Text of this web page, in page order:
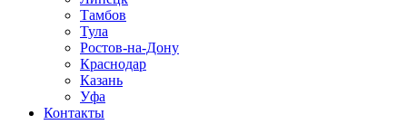
Тамбов
Тула
Ростов-на-Дону
Краснодар
Казань
Уфа
Контакты